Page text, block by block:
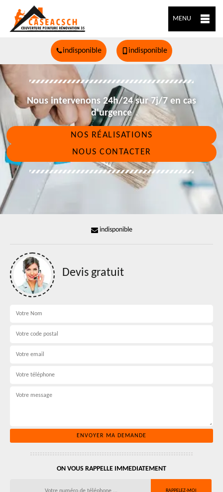
MENU
indisponible indisponible
Nous intervenons 24h/24 sur 7j/7 en cas
d'urgence
NOS RÉALISATIONS
NOUS CONTACTER
indisponible
Devis gratuit
ON VOUS RAPPELLE IMMEDIATEMENT